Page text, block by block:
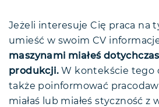
Jeżeli interesuje Cię praca na
umieść w swoim CV
maszynami miałeś
produkcji. W kontekście tego
także poinformować
miałaś lub miałeś styczność z